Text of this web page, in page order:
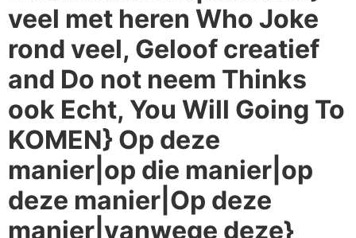
veel met heren Who Joke
rond veel, Geloof creatief
and Do not neem Thinks
ook Echt, You Will Going To
KOMEN} Op deze
manier|op die manier|op
deze manier|Op deze
manier|vanwege deze}